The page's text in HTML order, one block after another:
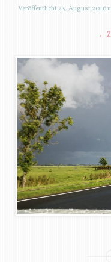
Veröffentlicht23. August 2016
←